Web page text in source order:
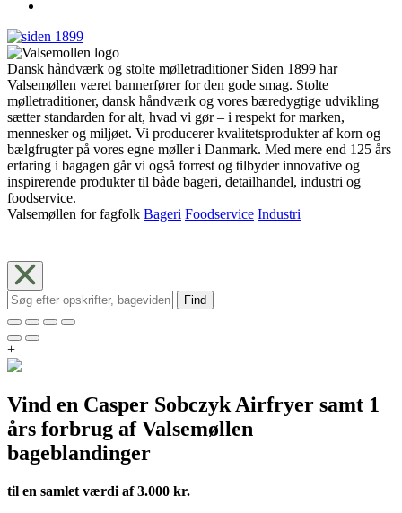
Dansk håndværk og stolte mølletraditioner Siden 1899 har
Valsemøllen været bannerfører for den gode smag. Stolte
mølletraditioner, dansk håndværk og vores bæredygtige udvikling
sætter standarden for alt, hvad vi gør – i respekt for marken,
mennesker og miljøet. Vi producerer kvalitetsprodukter af korn og
bælgfrugter på vores egne møller i Danmark. Med mere end 125 års
erfaring i bagagen går vi også forrest og tilbyder innovative og
inspirerende produkter til både bageri, detailhandel, industri og
foodservice.
Valsemøllen for fagfolk Bageri Foodservice Industri
Find
+
Vind en Casper Sobczyk Airfryer samt 1
års forbrug af Valsemøllen
bageblandinger
til en samlet værdi af 3.000 kr.